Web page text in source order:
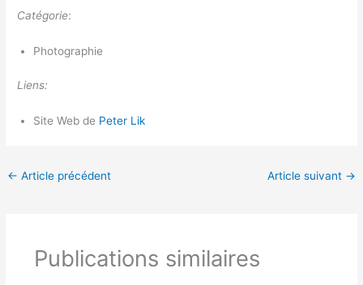
Catégorie:
Photographie
Liens:
Site Web de Peter Lik
← Article précédent Article suivant →
Publications similaires